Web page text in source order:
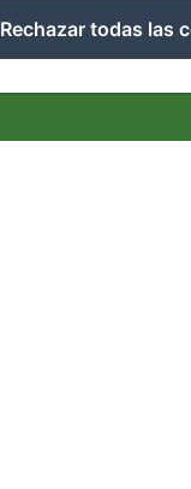
Rechazar todas las